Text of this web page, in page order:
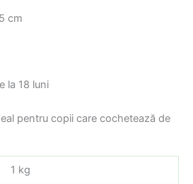
cm
la 18 luni
pentru copii care cochetează de
1 kg